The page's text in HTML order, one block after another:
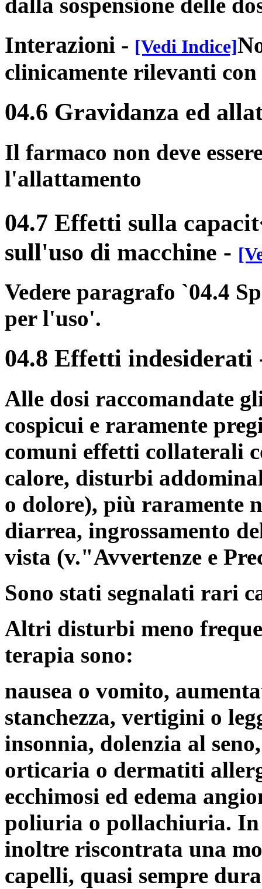
Interazioni - [Vedi Indice]
clinicamente rilevanti
04.6 Gravidanza ed
Il farmaco non deve
l'allattamento
04.7 Effetti sulla
sull'uso di macchine -
Vedere paragrafo `04.4
per l'uso'.
04.8 Effetti indesiderati
Alle dosi raccomandate
cospicui e raramente
comuni effetti collaterali
calore, disturbi
o dolore), più raramente
diarrea, ingrossamento
vista (v."Avvertenze e
Sono stati segnalati rari
Altri disturbi meno
terapia sono:
nausea o vomito,
stanchezza, vertigini o
insonnia, dolenzia al
orticaria o dermatiti
ecchimosi ed edema
poliuria o pollachiuria. In
inoltre riscontrata una
capelli, quasi sempre